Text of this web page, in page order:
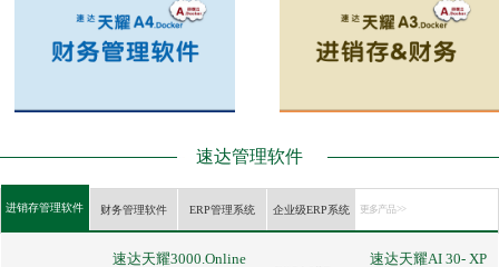
速达管理软件
进销存管理软件 财务管理软件 ERP管理系统 企业级ERP系统 更多产品 >>
速达天耀3000.Online
速达天耀AI 30- XP